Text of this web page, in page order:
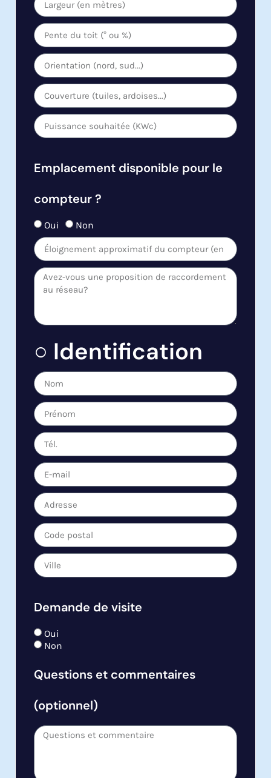
Emplacement disponible pour le
compteur ?
Oui Non
○ Identification
Demande de visite
Oui
Non
Questions et commentaires
(optionnel)